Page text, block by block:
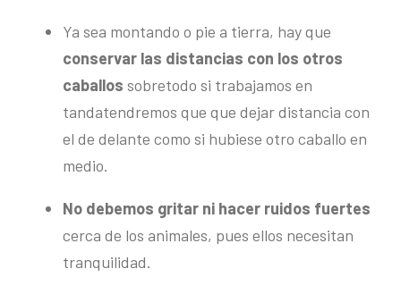
Ya sea montando o pie a tierra, hay que
conservar las distancias con los otros
caballos sobretodo si trabajamos en
tandatendremos que que dejar distancia con
el de delante como si hubiese otro caballo en
medio.
No debemos gritar ni hacer ruidos fuertes
cerca de los animales, pues ellos necesitan
tranquilidad.